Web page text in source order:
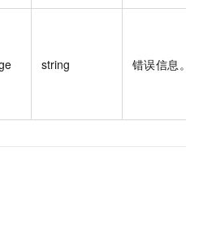
string 错误信息。